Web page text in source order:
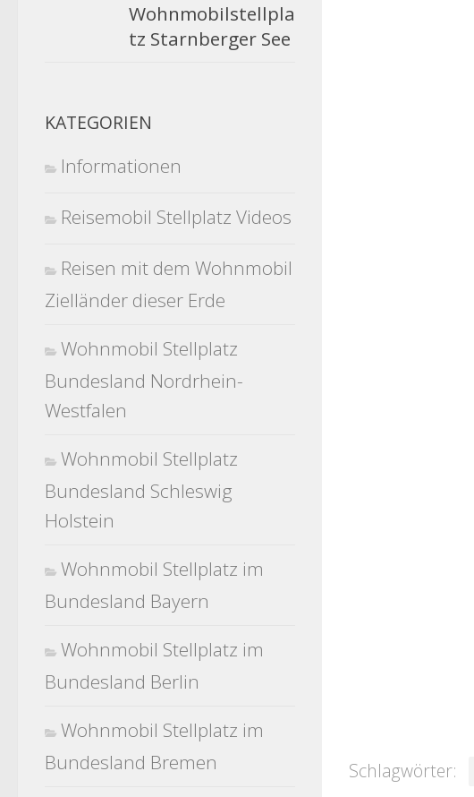
Schlagwörter:
Wohnmobilstellpla
tz Starnberger See
KATEGORIEN
Informationen
Reisemobil Stellplatz Videos
Reisen mit dem Wohnmobil
Zielländer dieser Erde
Wohnmobil Stellplatz
Bundesland Nordrhein-
Westfalen
Wohnmobil Stellplatz
Bundesland Schleswig
Holstein
Wohnmobil Stellplatz im
Bundesland Bayern
Wohnmobil Stellplatz im
Bundesland Berlin
Wohnmobil Stellplatz im
Bundesland Bremen